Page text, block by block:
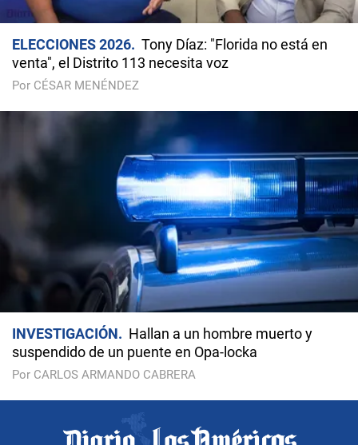
ELECCIONES 2026
Tony Díaz: "Florida no está en
venta", el Distrito 113 necesita voz
Por CÉSAR MENÉNDEZ
INVESTIGACIÓN
Hallan a un hombre muerto y
suspendido de un puente en Opa-locka
Por CARLOS ARMANDO CABRERA